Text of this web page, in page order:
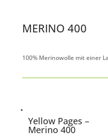
MERINO 400
100% Merinowolle mit einer
Yellow Pages –
Merino 400